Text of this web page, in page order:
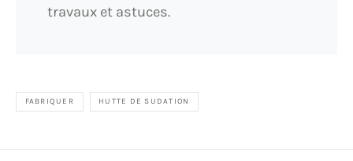
travaux et astuces.
FABRIQUER HUTTE DE SUDATION